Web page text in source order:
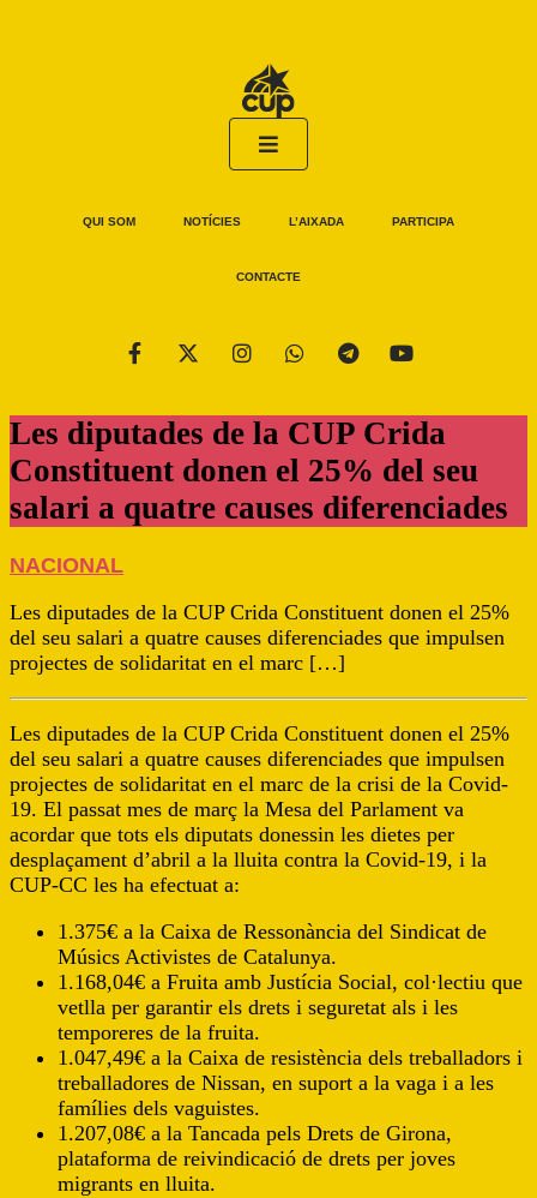
QUI SOM NOTÍCIES L’AIXADA PARTICIPA
CONTACTE
Les diputades de la CUP Crida
Constituent donen el 25% del seu
salari a quatre causes diferenciades
NACIONAL
Les diputades de la CUP Crida Constituent donen el 25%
del seu salari a quatre causes diferenciades que impulsen
projectes de solidaritat en el marc […]
Les diputades de la CUP Crida Constituent donen el 25%
del seu salari a quatre causes diferenciades que impulsen
projectes de solidaritat en el marc de la crisi de la Covid-
19. El passat mes de març la Mesa del Parlament va
acordar que tots els diputats donessin les dietes per
desplaçament d’abril a la lluita contra la Covid-19, i la
CUP-CC les ha efectuat a:
1.375€ a la Caixa de Ressonància del Sindicat de
Músics Activistes de Catalunya.
1.168,04€ a Fruita amb Justícia Social, col·lectiu que
vetlla per garantir els drets i seguretat als i les
temporeres de la fruita.
1.047,49€ a la Caixa de resistència dels treballadors i
treballadores de Nissan, en suport a la vaga i a les
famílies dels vaguistes.
1.207,08€ a la Tancada pels Drets de Girona,
plataforma de reivindicació de drets per joves
migrants en lluita.